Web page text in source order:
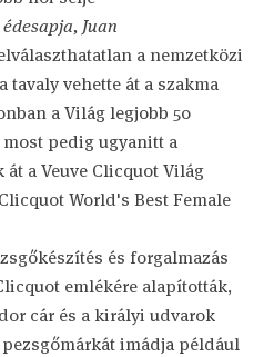
Juan
a nemzetközi
tavaly vehette át a szakma
a Világ legjobb 50
pedig ugyanitt a
a Veuve Clicquot Világ
World's Best Female
és forgalmazás
emlékére alapították,
cár és a királyi udvarok
imádja például